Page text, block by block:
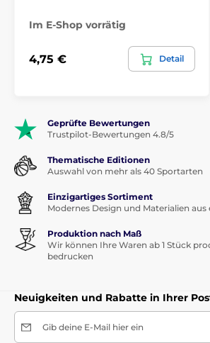
Im E-Shop vorrätig
4,75 € Detail
Geprüfte Bewertungen
Trustpilot-Bewertungen 4.8/5
Thematische Editionen
Auswahl von mehr als 40 Sportarten
Einzigartiges Sortiment
Modernes Design und Materialien
Produktion nach Maß
Wir können Ihre Waren ab 1 Stück
bedrucken
Neuigkeiten und Rabatte in Ihrer
Gib deine E-Mail hier ein